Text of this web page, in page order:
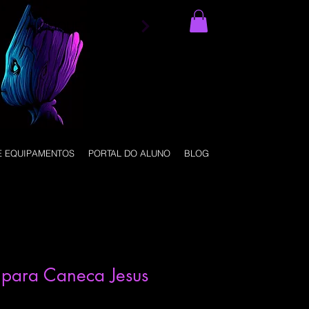
CLIQUE NO MENU
EQUIPAMENTOS PORTAL DO ALUNO BLOG
Caneca Jesus